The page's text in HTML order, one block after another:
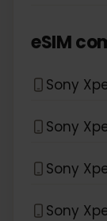
eSIM
Sony
Sony
Sony
Sony